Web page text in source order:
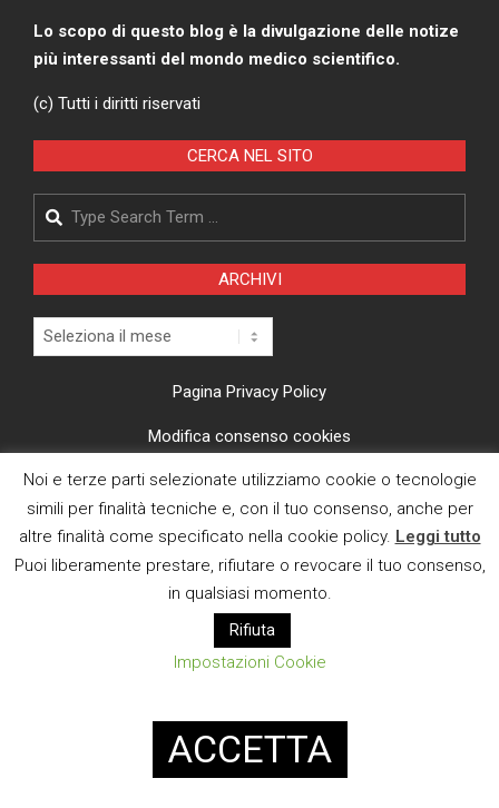
Lo scopo di questo blog è la divulgazione delle notize
più interessanti del mondo medico scientifico.
(c) Tutti i diritti riservati
CERCA NEL SITO
Search
ARCHIVI
Archivi
Pagina Privacy Policy
Modifica consenso cookies
CI TROVI ANCHE SU
E MAIL
Designed usingMagazine News Byte. Powered by
Noi e terze parti selezionate utilizziamo cookie o tecnologie
simili per finalità tecniche e, con il tuo consenso, anche per
altre finalità come specificato nella cookie policy. Leggi tutto
Puoi liberamente prestare, rifiutare o revocare il tuo consenso,
in qualsiasi momento.
Rifiuta
Impostazioni Cookie
ACCETTA